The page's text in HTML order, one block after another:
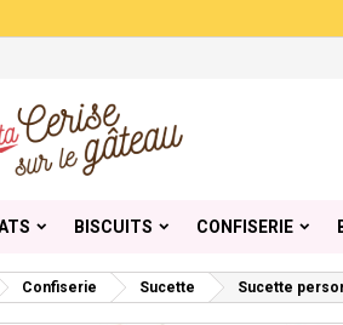
BISCUITS CONFISERIE
Confiserie Sucette Sucette